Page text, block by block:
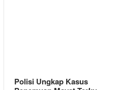
Polisi Ungkap Kasus